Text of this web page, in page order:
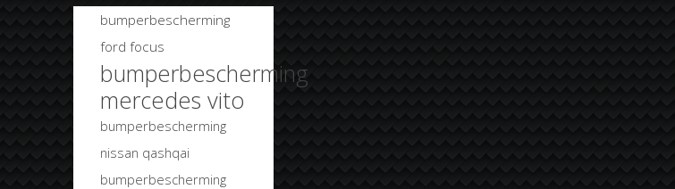
bumperbescherming
ford focus
bumperbescherming
mercedes vito
bumperbescherming
nissan qashqai
bumperbescherming